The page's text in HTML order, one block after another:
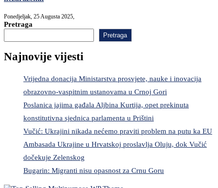
Ponedjeljak, 25 Augusta 2025,
Pretraga
Pretraga
Najnovije vijesti
Vrijedna donacija Ministarstva prosvjete, nauke i inovacija
obrazovno-vaspitnim ustanovama u Crnoj Gori
Poslanica jajima gađala Aljbina Kurtija, opet prekinuta
konstitutivna sjednica parlamenta u Prištini
Vučić: Ukrajini nikada nećemo praviti problem na putu ka EU
Ambasada Ukrajine u Hrvatskoj proslavlja Oluju, dok Vučić
dočekuje Zelenskog
Bugarin: Migranti nisu opasnost za Crnu Goru